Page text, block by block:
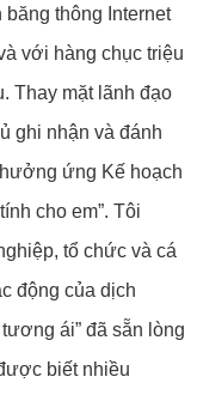
thông Internet
với hàng chục triệu
Thay mặt lãnh đạo
ghi nhận và đánh
ứng Kế hoạch
cho em”. Tôi
tổ chức và cá
động của dịch
ái” đã sẵn lòng
biết nhiều